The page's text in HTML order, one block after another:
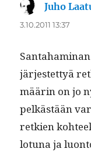
Juho
3.10.2011 13:37
jär­jestet­tyä
määrin on jo
pelkästään
retkien
lo­tu­na ja